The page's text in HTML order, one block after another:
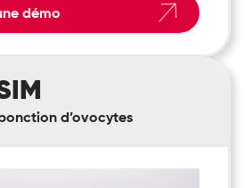
démo
d’ovocytes